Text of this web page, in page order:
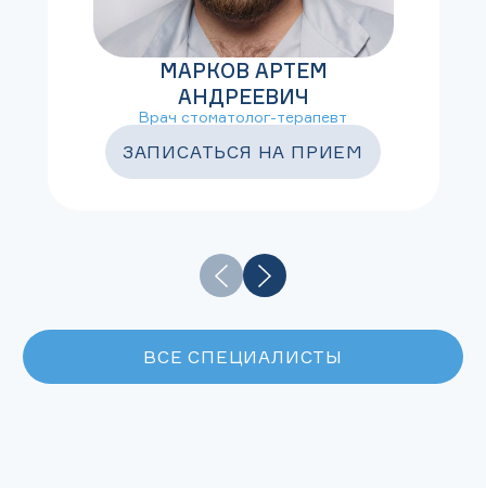
МАРКОВ АРТЕМ
АНДРЕЕВИЧ
Врач стоматолог-терапевт
ЗАПИСАТЬСЯ НА ПРИЕМ
ВСЕ СПЕЦИАЛИСТЫ